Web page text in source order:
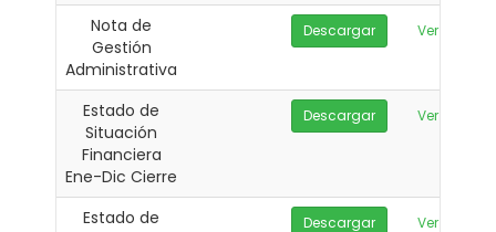
Nota de
Gestión
Administrativa
Descargar Ver
Estado de
Situación
Financiera
Ene-Dic Cierre
Descargar Ver
Estado de
Descargar Ver